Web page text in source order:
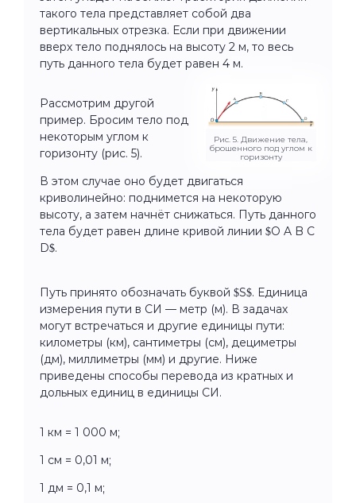
такого тела представляет собой два
вертикальных отрезка. Если при движении
вверх тело поднялось на высоту 2 м, то весь
путь данного тела будет равен 4 м.
Рис. 5. Движение тела,
брошенного под углом к
горизонту
Рассмотрим другой
пример. Бросим тело под
некоторым углом к
горизонту (рис. 5).
В этом случае оно будет двигаться
криволинейно: поднимется на некоторую
высоту, а затем начнёт снижаться. Путь данного
тела будет равен длине кривой линии $O A B C
D$.
Путь принято обозначать буквой $S$. Единица
измерения пути в СИ — метр (м). В задачах
могут встречаться и другие единицы пути:
километры (км), сантиметры (см), дециметры
(дм), миллиметры (мм) и другие. Ниже
приведены способы перевода из кратных и
дольных единиц в единицы СИ.
1 км = 1 000 м;
1 см = 0,01 м;
1 дм = 0,1 м;